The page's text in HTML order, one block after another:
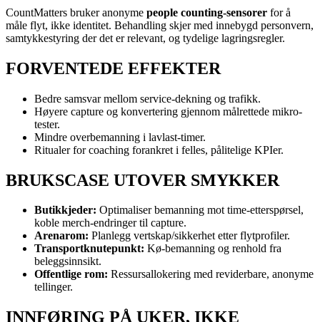
CountMatters bruker anonyme people counting-sensorer for å
måle flyt, ikke identitet. Behandling skjer med innebygd personvern,
samtykkestyring der det er relevant, og tydelige lagringsregler.
FORVENTEDE EFFEKTER
Bedre samsvar mellom service-dekning og trafikk.
Høyere capture og konvertering gjennom målrettede mikro-
tester.
Mindre overbemanning i lavlast-timer.
Ritualer for coaching forankret i felles, pålitelige KPIer.
BRUKSCASE UTOVER SMYKKER
Butikkjeder: Optimaliser bemanning mot time-etterspørsel,
koble merch-endringer til capture.
Arenarom: Planlegg vertskap/sikkerhet etter flytprofiler.
Transportknutepunkt: Kø-bemanning og renhold fra
beleggsinnsikt.
Offentlige rom: Ressursallokering med reviderbare, anonyme
tellinger.
INNFØRING PÅ UKER, IKKE